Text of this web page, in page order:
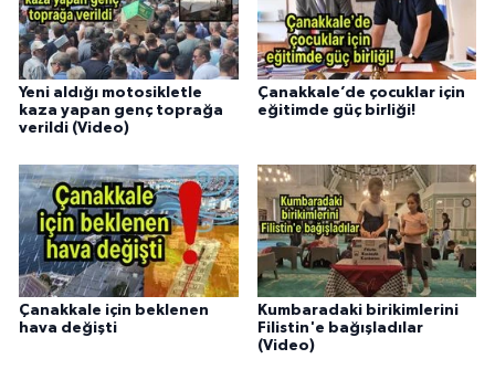
Yeni aldığı motosikletle
kaza yapan genç toprağa
verildi (Video)
Çanakkale’de çocuklar için
eğitimde güç birliği!
Çanakkale için beklenen
hava değişti
Kumbaradaki birikimlerini
Filistin'e bağışladılar
(Video)